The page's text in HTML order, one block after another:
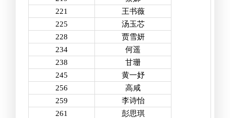
221
王书薇
225
汤玉芯
228
贾雪妍
234
何遥
238
甘珊
245
黄一妤
256
高咸
259
李诗怡
261
彭思琪